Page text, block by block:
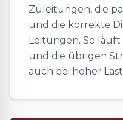
Zuleitungen, die
und die korrekte
Leitungen. So läuft
und die übrigen
auch bei hoher